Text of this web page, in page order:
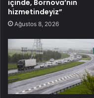
içinde, Bornova’nın
hizmetindeyiz”
Ağustos 8, 2026